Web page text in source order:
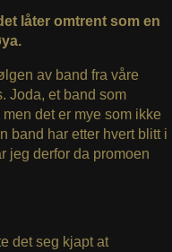
låter omtrent som en
av band fra våre
Joda, et band som
det er mye som ikke
band har etter hvert blitt i
jeg derfor da promoen
det seg kjapt at